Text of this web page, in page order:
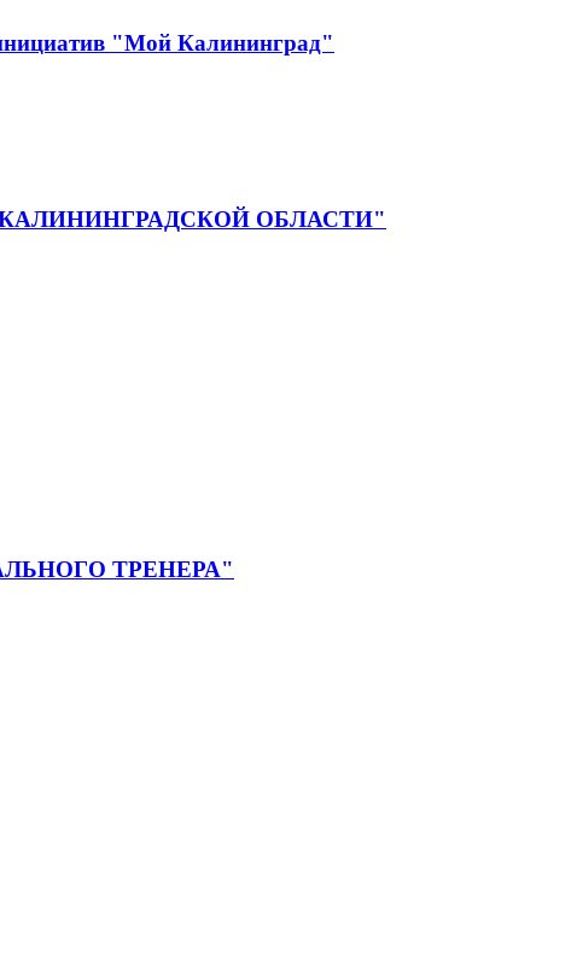
"Мой Калининград"
ОБЛАСТИ"
ТРЕНЕРА"